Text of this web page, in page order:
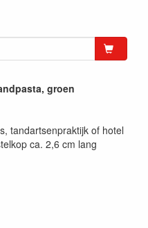
groen
tandartsenpraktijk of hotel
ca. 2,6 cm lang